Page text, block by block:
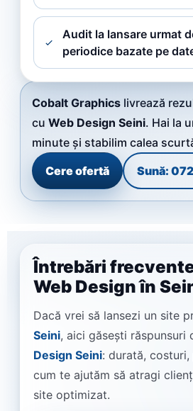
Audit la lansare urmat
periodice bazate pe
Cobalt Graphics livrează
cu Web Design Seini. Hai la
minute și stabilim calea
Cere ofertă
Sună:
Întrebări
Web Design în
Dacă vrei să lansezi un site
Seini, aici găsești răspunsuri
Design Seini: durată,
cum te ajutăm să atragi
site optimizat.